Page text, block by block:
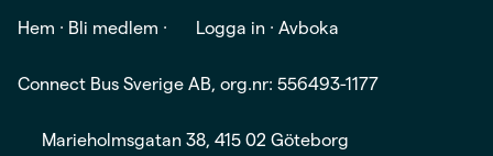
Hem · Bli medlem · Logga in · Avboka
Connect Bus Sverige AB, org.nr: 556493-1177
Marieholmsgatan 38, 415 02 Göteborg